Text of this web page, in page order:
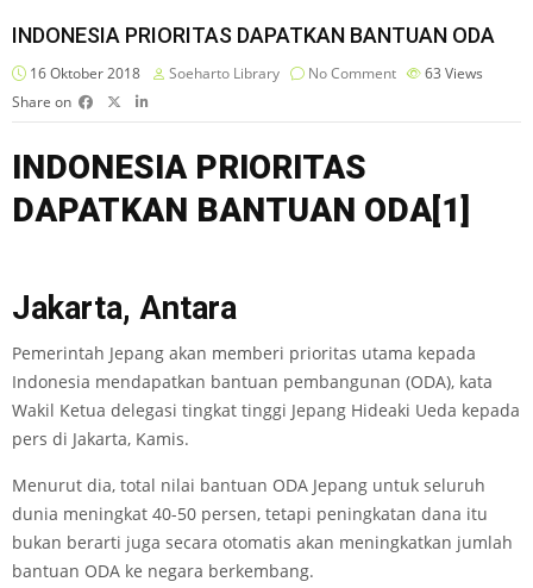
INDONESIA PRIORITAS DAPATKAN BANTUAN ODA
16 Oktober 2018 Soeharto Library No Comment 63 Views
Share on
INDONESIA PRIORITAS
DAPATKAN BANTUAN ODA[1]
Jakarta, Antara
Pemerintah Jepang akan memberi prioritas utama kepada
Indonesia mendapatkan bantuan pembangunan (ODA), kata
Wakil Ketua delegasi tingkat tinggi Jepang Hideaki Ueda kepada
pers di Jakarta, Kamis.
Menurut dia, total nilai bantuan ODA Jepang untuk seluruh
dunia meningkat 40-50 persen, tetapi peningkatan dana itu
bukan berarti juga secara otomatis akan meningkatkan jumlah
bantuan ODA ke negara berkembang.